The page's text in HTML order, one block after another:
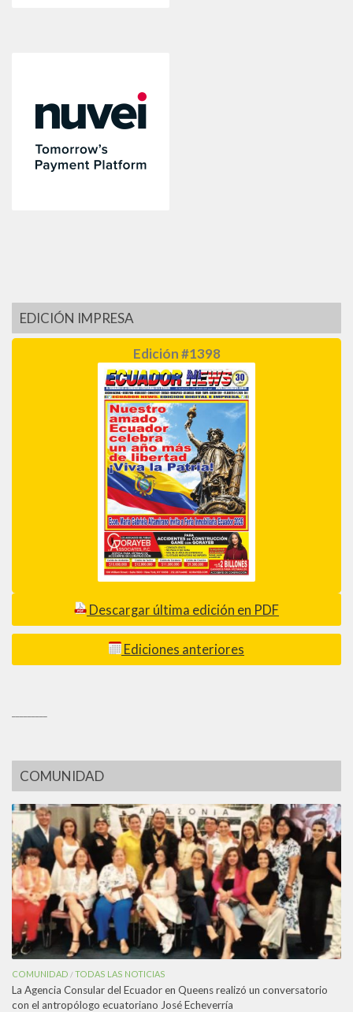
EDICIÓN IMPRESA
Edición #1398
Descargar última edición en PDF
Ediciones anteriores
COMUNIDAD
COMUNIDAD /TODAS LAS NOTICIAS
La Agencia Consular del Ecuador en Queens realizó un conversatorio
con el antropólogo ecuatoriano José Echeverría